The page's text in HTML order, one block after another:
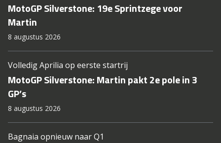
MotoGP Silverstone: 19e Sprintzege voor
Martin
8 augustus 2026
Volledig Aprilia op eerste startrij
MotoGP Silverstone: Martin pakt 2e pole in 3
GP’s
8 augustus 2026
Bagnaia opnieuw naar Q1